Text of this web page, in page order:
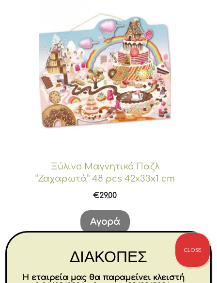
Ξύλινο Μαγνητικό Παζλ
“Ζαχαρωτά” 48 pcs 42x33x1 cm
€29.00
Αγορά
ΔΙΑΚΟΠΕΣ
Η εταιρεία μας θα παραμείνει κλειστή
CLOSE